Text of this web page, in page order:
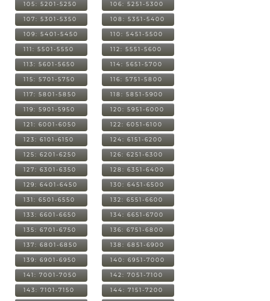
105: 5201-5250 106: 5251-5300
107: 5301-5350 108: 5351-5400
109: 5401-5450 110: 5451-5500
111: 5501-5550 112: 5551-5600
113: 5601-5650 114: 5651-5700
115: 5701-5750 116: 5751-5800
117: 5801-5850 118: 5851-5900
119: 5901-5950 120: 5951-6000
121: 6001-6050 122: 6051-6100
123: 6101-6150 124: 6151-6200
125: 6201-6250 126: 6251-6300
127: 6301-6350 128: 6351-6400
129: 6401-6450 130: 6451-6500
131: 6501-6550 132: 6551-6600
133: 6601-6650 134: 6651-6700
135: 6701-6750 136: 6751-6800
137: 6801-6850 138: 6851-6900
139: 6901-6950 140: 6951-7000
141: 7001-7050 142: 7051-7100
143: 7101-7150 144: 7151-7200